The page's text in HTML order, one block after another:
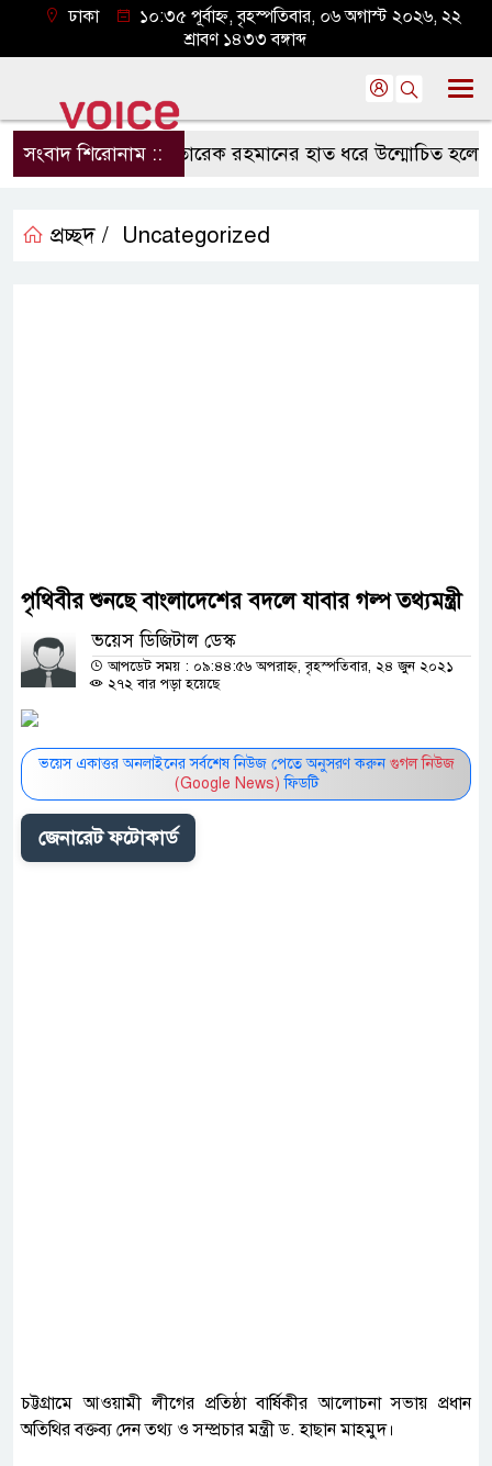
ঢাকা
১০:৩৫ পূর্বাহ্ন, বৃহস্পতিবার, ০৬ অগাস্ট ২০২৬, ২২
শ্রাবণ ১৪৩৩ বঙ্গাব্দ
সংবাদ শিরোনাম ::
প্রধানমন্ত্রী তারেক রহমানের হাত ধরে উন্মোচিত হলো
প্রচ্ছদ / Uncategorized
পৃথিবীর শুনছে বাংলাদেশের বদলে যাবার গল্প তথ্যমন্ত্রী
ভয়েস ডিজিটাল ডেস্ক
আপডেট সময় : ০৯:৪৪:৫৬ অপরাহ্ন, বৃহস্পতিবার, ২৪ জুন ২০২১
২৭২ বার পড়া হয়েছে
ভয়েস একাত্তর অনলাইনের সর্বশেষ নিউজ পেতে অনুসরণ করুন গুগল নিউজ
(Google News) ফিডটি
জেনারেট ফটোকার্ড
চট্টগ্রামে আওয়ামী লীগের প্রতিষ্ঠা বার্ষিকীর আলোচনা সভায় প্রধান
অতিথির বক্তব্য দেন তথ্য ও সম্প্রচার মন্ত্রী ড. হাছান মাহমুদ।